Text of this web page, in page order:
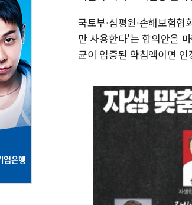
국토부·심평원·손해보험
만 사용한다'는 합의안을
균이 입증된 약침액이면